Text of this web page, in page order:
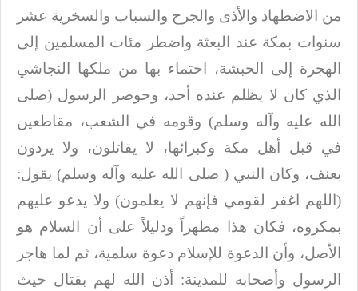
من
الاضطهاد والأذى والجرح والسباب والسخرية عشر
سنوات بمكة عند البعثة واضطر مئات
المسلمين إلى
الهجرة إلى الحبشة، احتماء بها من ملكها النجاشي
الذي كان لا يظلم عنده أحد، وحوصر الرسول (صلى
الله عليه وآله وسلم) وقومه في الشعب، مقاطعين
في قبل أهل مكة وكبرائها، لا
يقاتلون، ولا يردون
بعنف، وكان النبي ( صلى الله عليه وآله وسلم) يقول:
(اللهم اغفر لقومي فإنهم لا يعلمون) ولا يدعو عليهم
بمكروه، فكان هذا مظهراً ودليلاً على أن السلام هو
الأصل، وأن
الدعوة للإسلام دعوة سلمية، ثم لما هاجر
الرسول وأصحابه للمدينة: أذن الله لهم بقتال حيث